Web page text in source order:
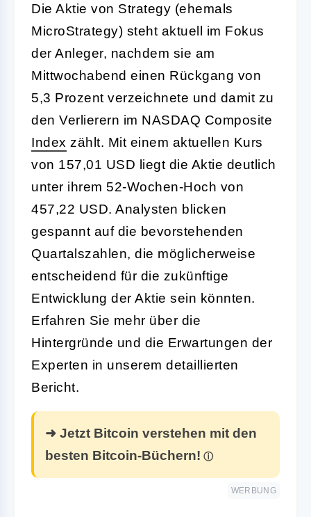
Die Aktie von Strategy (ehemals
MicroStrategy) steht aktuell im Fokus
der Anleger, nachdem sie am
Mittwochabend einen Rückgang von
5,3 Prozent verzeichnete und damit zu
den Verlierern im NASDAQ Composite
Index zählt. Mit einem aktuellen Kurs
von 157,01 USD liegt die Aktie deutlich
unter ihrem 52-Wochen-Hoch von
457,22 USD. Analysten blicken
gespannt auf die bevorstehenden
Quartalszahlen, die möglicherweise
entscheidend für die zukünftige
Entwicklung der Aktie sein könnten.
Erfahren Sie mehr über die
Hintergründe und die Erwartungen der
Experten in unserem detaillierten
Bericht.
➜ Jetzt Bitcoin verstehen mit den
besten Bitcoin-Büchern!
WERBUNG